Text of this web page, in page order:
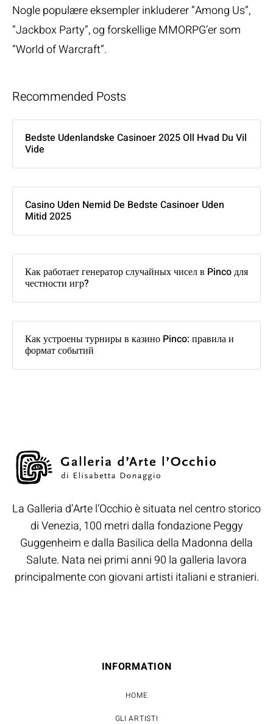
Nogle populære eksempler inkluderer “Among Us”,
“Jackbox Party”, og forskellige MMORPG’er som
“World of Warcraft”.
Recommended Posts
Bedste Udenlandske Casinoer 2025 Oll Hvad Du Vil
Vide
Casino Uden Nemid De Bedste Casinoer Uden
Mitid 2025
Как работает генератор случайных чисел в Pinco для
честности игр?
Как устроены турниры в казино Pinco: правила и
формат событий
La Galleria d’Arte l’Occhio è situata nel centro storico
di Venezia, 100 metri dalla fondazione Peggy
Guggenheim e dalla Basilica della Madonna della
Salute. Nata nei primi anni 90 la galleria lavora
principalmente con giovani artisti italiani e stranieri.
INFORMATION
HOME
GLI ARTISTI